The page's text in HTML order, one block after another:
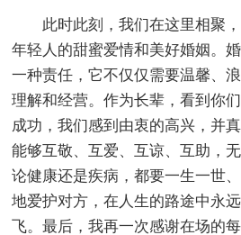
此时此刻，我们在这里相聚
年轻人的甜蜜爱情和美好婚姻。
一种责任，它不仅仅需要温馨、
理解和经营。作为长辈，看到你
成功，我们感到由衷的高兴，并
能够互敬、互爱、互谅、互助，
论健康还是疾病，都要一生一世
地爱护对方，在人生的路途中永
飞。最后，我再一次感谢在场的